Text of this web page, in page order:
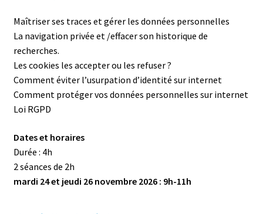
Maîtriser ses traces et gérer les données personnelles
La navigation privée et /effacer son historique de
recherches.
Les cookies les accepter ou les refuser ?
Comment éviter l’usurpation d’identité sur internet
Comment protéger vos données personnelles sur internet
Loi RGPD
Dates et horaires
Durée : 4h ­
2 séances de 2h
mardi 24 et jeudi 26 novembre 2026 : 9h-11h